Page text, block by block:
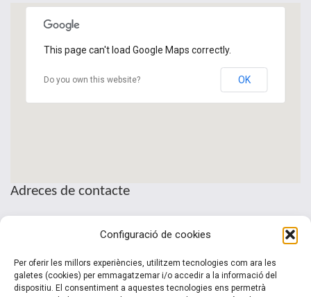
Configuració de cookies
Per oferir les millors experiències, utilitzem tecnologies com ara les
galetes (cookies) per emmagatzemar i/o accedir a la informació del
dispositiu. El consentiment a aquestes tecnologies ens permetrà
This page can't load Google Maps correctly.
Do you own this website? OK
Adreces de contacte
Telèfon: (+34) 937 361 100